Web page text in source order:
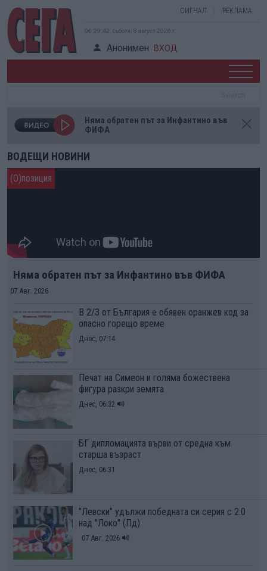
СИГНАЛ РЕКЛАМА
06:29:42, събота, 8 август 2026 г.
Анонимен ВХОД
Няма обратен път за Инфантино във
ФИФА
ВОДЕЩИ НОВИНИ
Няма обратен път за Инфантино във ФИФА
07 Авг. 2026
В 2/3 от България е обявен оранжев код за
опасно горещо време
Днес, 07:14
Печат на Симеон и голяма божествена
фигура разкри земята
Днес, 06:32
БГ дипломацията върви от средна към
старша възраст
Днес, 06:31
"Левски" удължи победната си серия с 2:0
над "Локо" (Пд)
07 Авг. 2026